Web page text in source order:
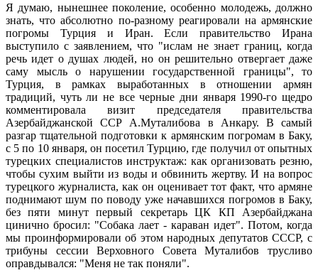
Я думаю, нынешнее поколение, особенно молодежь, должно
знать, что абсолютно по-разному реагировали на армянские
погромы Турция и Иран. Если правительство Ирана
выступило с заявлением, что "ислам не знает границ, когда
речь идет о душах людей, но он решительно отвергает даже
саму мысль о нарушении государственной границы", то
Турция, в рамках выработанных в отношении армян
традиций, чуть ли не все черные дни января 1990-го щедро
комментировала визит председателя правительства
Азербайджанской ССР А.Муталибова в Анкару. В самый
разгар тщательной подготовки к армянским погромам в Баку,
с 5 по 10 января, он посетил Турцию, где получил от опытных
турецких специалистов инструктаж: как организовать резню,
чтобы сухим выйти из воды и обвинить жертву. И на вопрос
турецкого журналиста, как он оценивает тот факт, что армяне
поднимают шум по поводу уже начавшихся погромов в Баку,
без пяти минут первый секретарь ЦК КП Азербайджана
цинично бросил: "Собака лает - караван идет". Потом, когда
мы проинформировали об этом народных депутатов СССР, с
трибуны сессии Верховного Совета Муталибов трусливо
оправдывался: "Меня не так поняли".